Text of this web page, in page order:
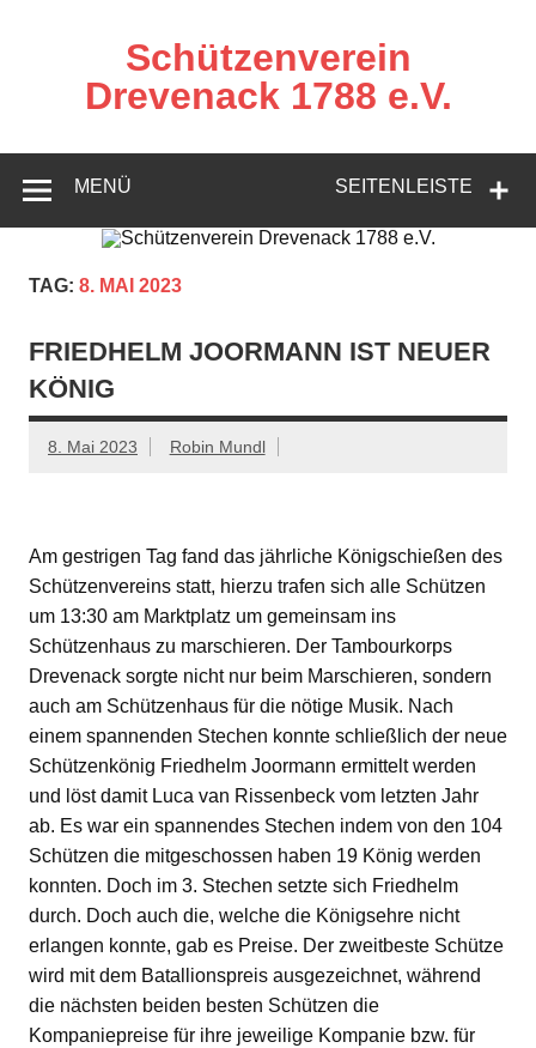
Schützenverein
Drevenack 1788 e.V.
SEITENLEISTE
MENÜ
TAG: 8. MAI 2023
FRIEDHELM JOORMANN IST NEUER
KÖNIG
8. Mai 2023 Robin Mundl
Am gestrigen Tag fand das jährliche Königschießen des
Schützenvereins statt, hierzu trafen sich alle Schützen
um 13:30 am Marktplatz um gemeinsam ins
Schützenhaus zu marschieren. Der Tambourkorps
Drevenack sorgte nicht nur beim Marschieren, sondern
auch am Schützenhaus für die nötige Musik. Nach
einem spannenden Stechen konnte schließlich der neue
Schützenkönig Friedhelm Joormann ermittelt werden
und löst damit Luca van Rissenbeck vom letzten Jahr
ab. Es war ein spannendes Stechen indem von den 104
Schützen die mitgeschossen haben 19 König werden
konnten. Doch im 3. Stechen setzte sich Friedhelm
durch. Doch auch die, welche die Königsehre nicht
erlangen konnte, gab es Preise. Der zweitbeste Schütze
wird mit dem Batallionspreis ausgezeichnet, während
die nächsten beiden besten Schützen die
Kompaniepreise für ihre jeweilige Kompanie bzw. für